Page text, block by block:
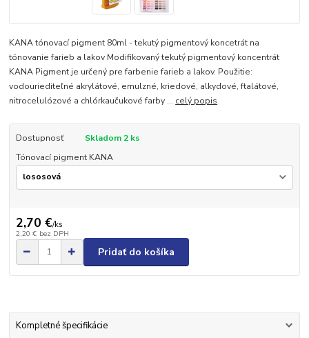
KANA tónovací pigment 80ml - tekutý pigmentový koncetrát na
tónovanie farieb a lakov Modifikovaný tekutý pigmentový koncentrát
KANA Pigment je určený pre farbenie farieb a lakov. Použitie:
vodouriediteľné akrylátové, emulzné, kriedové, alkydové, ftalátové,
nitrocelulózové a chlórkaučukové farby ... celý popis
Dostupnosť
Skladom 2 ks
Tónovací pigment KANA
2,70 €/ks
2,20 € bez DPH
Pridať do košíka
Kompletné špecifikácie